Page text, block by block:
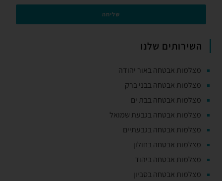
שליחה
השירותים שלנו
מצלמות אבטחה באור יהודה
מצלמות אבטחה בבני ברק
מצלמות אבטחה בבת ים
מצלמות אבטחה בגבעת שמואל
מצלמות אבטחה בגבעתיים
מצלמות אבטחה בחולון
מצלמות אבטחה ביהוד
מצלמות אבטחה בסביון